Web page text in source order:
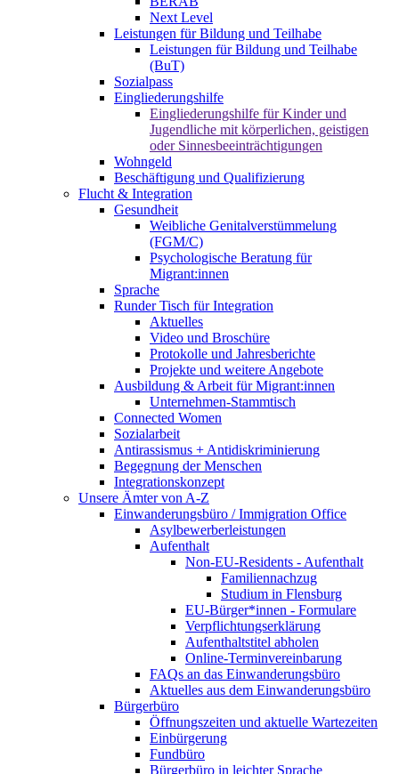
Next Level
Leistungen für Bildung und Teilhabe
Leistungen für Bildung und Teilhabe
(BuT)
Sozialpass
Eingliederungshilfe
Eingliederungshilfe für Kinder und
Jugendliche mit körperlichen, geistigen
oder Sinnesbeeinträchtigungen
Wohngeld
Beschäftigung und Qualifizierung
Flucht & Integration
Gesundheit
Weibliche Genitalverstümmelung
(FGM/C)
Psychologische Beratung für
Migrant:innen
Sprache
Runder Tisch für Integration
Aktuelles
Video und Broschüre
Protokolle und Jahresberichte
Projekte und weitere Angebote
Ausbildung & Arbeit für Migrant:innen
Unternehmen-Stammtisch
Connected Women
Sozialarbeit
Antirassismus + Antidiskriminierung
Begegnung der Menschen
Integrationskonzept
Unsere Ämter von A-Z
Einwanderungsbüro / Immigration Office
Asylbewerberleistungen
Aufenthalt
Non-EU-Residents - Aufenthalt
Familiennachzug
Studium in Flensburg
EU-Bürger*innen - Formulare
Verpflichtungserklärung
Aufenthaltstitel abholen
Online-Terminvereinbarung
FAQs an das Einwanderungsbüro
Aktuelles aus dem Einwanderungsbüro
Bürgerbüro
Öffnungszeiten und aktuelle Wartezeiten
Einbürgerung
Fundbüro
Bürgerbüro in leichter Sprache